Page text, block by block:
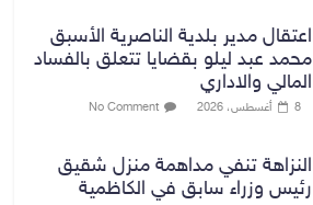
اعتقال مدير بلدية الناصرية الأسبق
محمد عبد ليلو بقضايا تتعلق بالفساد
المالي والاداري
8 أغسطس، 2026 No Comment
النزاهة تنفي مداهمة منزل شقيق
رئيس وزراء سابق في الكاظمية